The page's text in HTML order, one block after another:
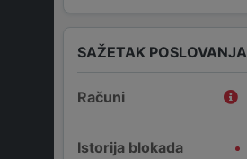
SAŽETAK POSLOVANJA
Računi
Istorija blokada